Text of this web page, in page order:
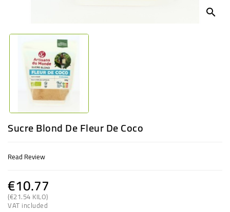
search
Sucre Blond De Fleur De Coco
Read Review
€10.77
(€21.54 KILO)
VAT included